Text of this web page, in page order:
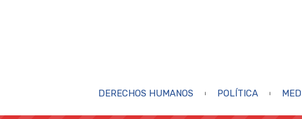
DERECHOS HUMANOS POLÍTICA